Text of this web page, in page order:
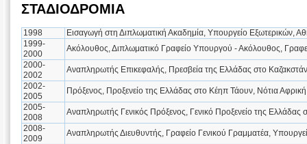
ΣΤΑΔΙΟΔΡΟΜΙΑ
1998
Εισαγωγή στη Διπλωματική Ακαδημία, Υπουργείο Εξωτερικών,
1999-
2000
Ακόλουθος, Διπλωματικό Γραφείο Υπουργού - Ακόλουθος,
2000-
2002
Αναπληρωτής Επικεφαλής, Πρεσβεία της Ελλάδας στο
2002-
2005
Πρόξενος, Προξενείο της Ελλάδας στο Κέηπ Τάουν, Νότια Αφρική
2005-
2008
Αναπληρωτής Γενικός Πρόξενος, Γενικό Προξενείο της Ελλάδας
2008-
2009
Αναπληρωτής Διευθυντής, Γραφείο Γενικού Γραμματέα,